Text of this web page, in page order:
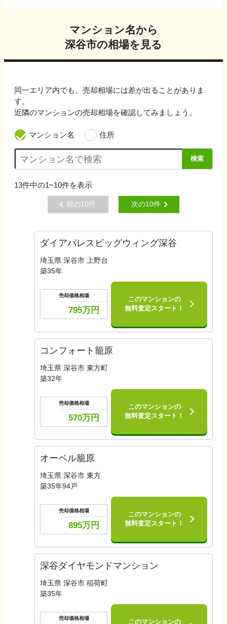
マンション名から
深谷市の相場を見る
同一エリア内でも、売却相場には差が出ることがありま
す。
近隣のマンションの売却相場を確認してみましょう。
マンション名 住所
検索
13件中の1~10件を表示
前の10件 次の10件
ダイアパレスビッグウィング深谷
埼玉県 深谷市 上野台
築35年
売却価格相場
795万円
このマンションの
無料査定スタート！
コンフォート籠原
埼玉県 深谷市 東方町
築32年
売却価格相場
570万円
このマンションの
無料査定スタート！
オーベル籠原
埼玉県 深谷市 東方
築35年94戸
売却価格相場
895万円
このマンションの
無料査定スタート！
深谷ダイヤモンドマンション
埼玉県 深谷市 稲荷町
築35年
売却価格相場
このマンションの